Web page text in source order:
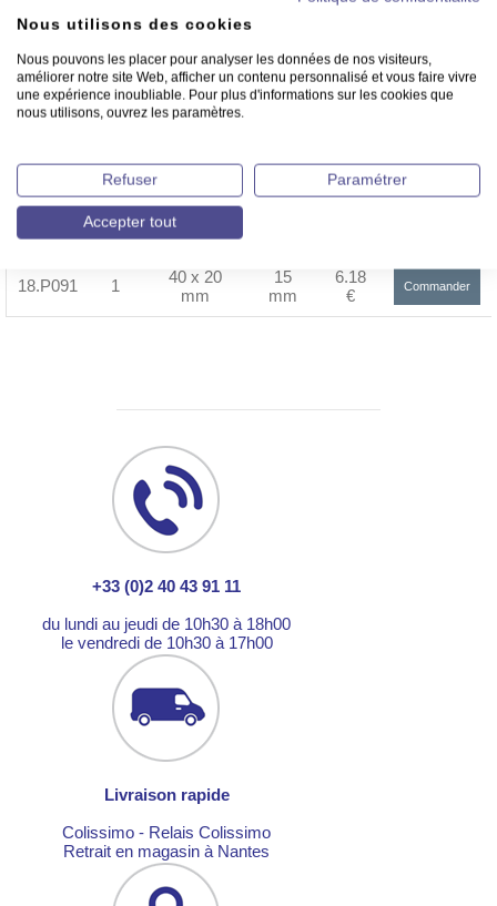
Retour Rubrique
Vendu
par
Dimensions Hauteur PU TTC
1
60 x 25
mm
18.P091 1
40 x 20
mm
15
mm
6.18
€
Commander
+33 (0)2 40 43 91 11
du lundi au jeudi de 10h30 à 18h00
le vendredi de 10h30 à 17h00
Livraison rapide
Colissimo - Relais Colissimo
Retrait en magasin à Nantes
Nous utilisons des cookies
Nous pouvons les placer pour analyser les données de nos visiteurs,
améliorer notre site Web, afficher un contenu personnalisé et vous faire vivre
une expérience inoubliable. Pour plus d'informations sur les cookies que
nous utilisons, ouvrez les paramètres.
Refuser Paramétrer
Accepter tout